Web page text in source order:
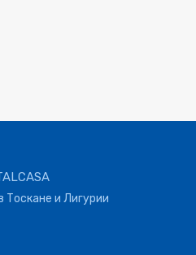
Тоскане и Лигурии